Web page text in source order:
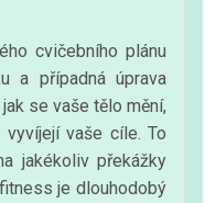
cvičebního plánu
a případná úprava
se vaše tělo mění,
vaše cíle. To
jakékoliv překážky
je dlouhodobý